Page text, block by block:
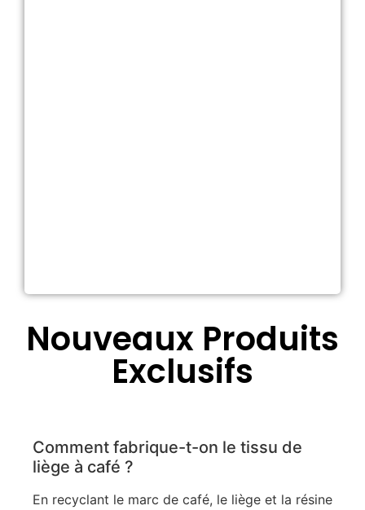
Nouveaux Produits
Exclusifs
Comment fabrique-t-on le tissu de
liège à café ?
En recyclant le marc de café, le liège et la résine